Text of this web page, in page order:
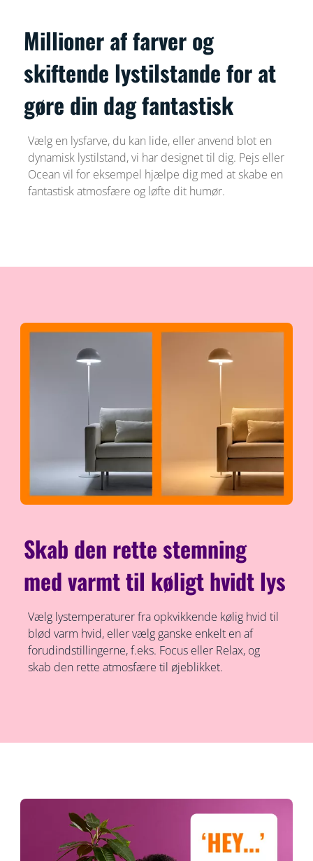
Millioner af farver og
skiftende lystilstande for at
gøre din dag fantastisk
Vælg en lysfarve, du kan lide, eller anvend blot en
dynamisk lystilstand, vi har designet til dig. Pejs eller
Ocean vil for eksempel hjælpe dig med at skabe en
fantastisk atmosfære og løfte dit humør.
Skab den rette stemning
med varmt til køligt hvidt lys
Vælg lystemperaturer fra opkvikkende kølig hvid til
blød varm hvid, eller vælg ganske enkelt en af
forudindstillingerne, f.eks. Focus eller Relax, og
skab den rette atmosfære til øjeblikket.